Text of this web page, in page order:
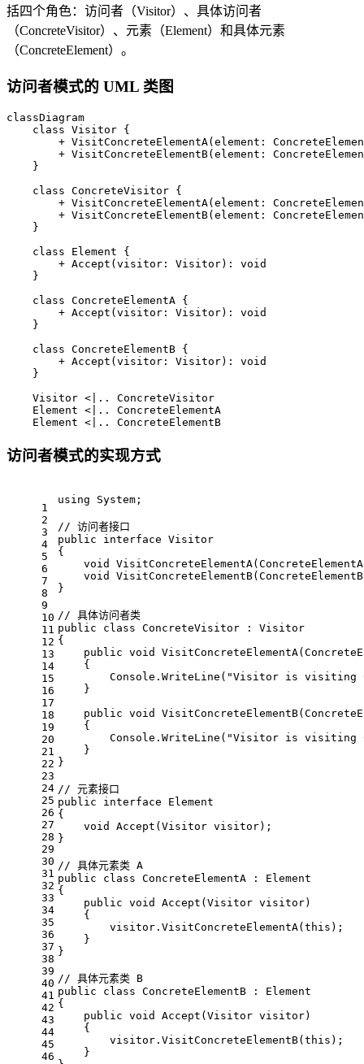
括四个角色：访问者（Visitor）、具体访问者
（ConcreteVisitor）、元素（Element）和具体元素
（ConcreteElement）。
访问者模式的 UML 类图
classDiagram
    class Visitor {
+ VisitConcreteElementA(element:
+ VisitConcreteElementB(element:
    }
    class ConcreteVisitor {
+ VisitConcreteElementA(element:
+ VisitConcreteElementB(element:
    }
    class Element {
        + Accept(visitor: Visitor): void
    }
    class ConcreteElementA {
        + Accept(visitor: Visitor): void
    }
    class ConcreteElementB {
        + Accept(visitor: Visitor): void
    }
    Visitor <|.. ConcreteVisitor
    Element <|.. ConcreteElementA
    Element <|.. ConcreteElementB
访问者模式的实现方式
1
2
3
4
5
6
7
8
9
10
11
12
13
14
15
16
17
18
19
20
21
22
23
24
25
26
27
28
29
30
31
32
33
34
35
36
37
38
39
40
41
42
43
44
45
46
using System;
// 访问者接口
public
interface Visitor
{
void
VisitConcreteElementA(
void
VisitConcreteElementB(
}
// 具体访问者类
public
class ConcreteVisitor : Visitor
{
public void VisitConcreteElementA(
    {
        Console.WriteLine(
"Visitor is visiting
    }
public void VisitConcreteElementB(
    {
        Console.WriteLine(
"Visitor is visiting
    }
}
// 元素接口
public
interface
Element
{
void
Accept ( Visitor visitor) ;
}
// 具体元素类 A
public
class ConcreteElementA : Element
{
public void Accept ( Visitor visitor)
    {
        visitor.VisitConcreteElementA(
this );
    }
}
// 具体元素类 B
public
class ConcreteElementB : Element
{
public void Accept ( Visitor visitor)
    {
        visitor.VisitConcreteElementB(
this );
    }